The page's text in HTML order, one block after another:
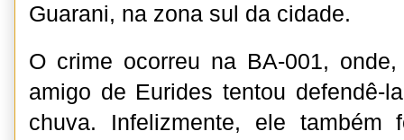
Guarani, na zona sul da cidade.
O crime ocorreu na BA-001,
amigo de Eurides tentou defendê-
chuva. Infelizmente, ele também